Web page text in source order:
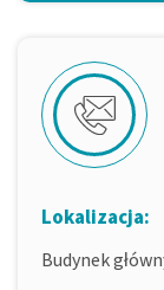
Lokalizacja:
Budynek